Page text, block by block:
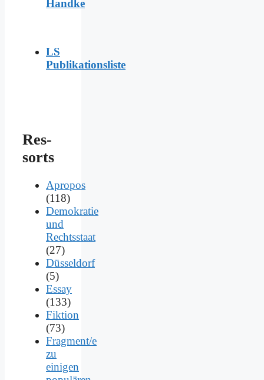
Handke
LS
Publikationsliste
Res­
sorts
Apropos
(118)
Demokratie
und
Rechtsstaat
(27)
Düsseldorf
(5)
Essay
(133)
Fiktion
(73)
Fragment/e
zu
einigen